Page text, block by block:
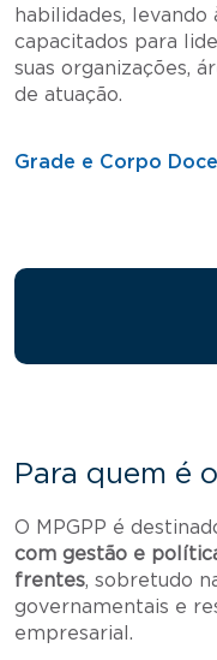
habilidades,
capacitados para
suas organizações,
de atuação.
Grade e Corpo
Para quem é
O MPGPP é
com gestão e
frentes, sobretudo
governamentais e
empresarial.